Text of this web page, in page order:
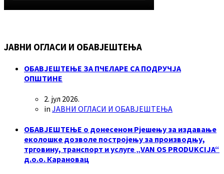
ЈАВНИ ОГЛАСИ И ОБАВЈЕШТЕЊА
ОБАВЈЕШТЕЊЕ ЗА ПЧЕЛАРЕ СА ПОДРУЧЈА
ОПШТИНЕ
2. јул 2026.
in ЈАВНИ ОГЛАСИ И ОБАВЈЕШТЕЊА
ОБАВЈЕШТЕЊЕ о донесеном Рјешењу за издавање
еколошке дозволе постројењу за производњу,
трговину, транспорт и услуге „VAN OS PRODUKCIJA“
д.о.о. Карановац